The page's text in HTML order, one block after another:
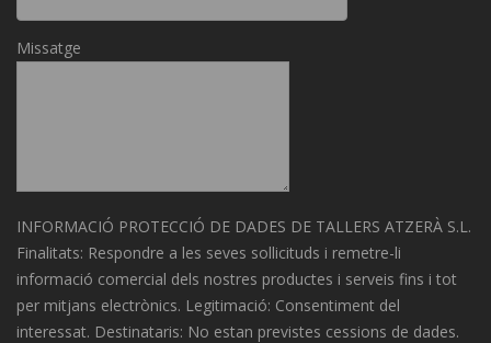
buit.
Missatge
INFORMACIÓ PROTECCIÓ DE DADES DE TALLERS ATZERÀ S.L.
Finalitats: Respondre a les seves sollicituds i remetre-li
informació comercial dels nostres productes i serveis fins i tot
per mitjans electrònics. Legitimació: Consentiment del
interessat. Destinataris: No estan previstes cessions de dades.